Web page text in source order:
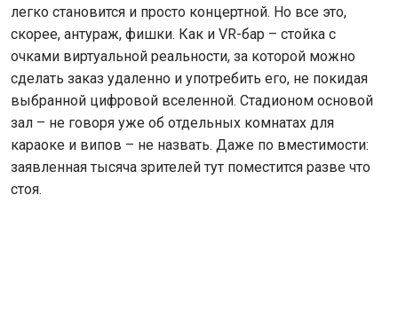
легко становится и просто концертной. Но все это,
скорее, антураж, фишки. Как и VR-бар – стойка с
очками виртуальной реальности, за которой можно
сделать заказ удаленно и употребить его, не покидая
выбранной цифровой вселенной. Стадионом основой
зал – не говоря уже об отдельных комнатах для
караоке и випов – не назвать. Даже по вместимости:
заявленная тысяча зрителей тут поместится разве что
стоя.